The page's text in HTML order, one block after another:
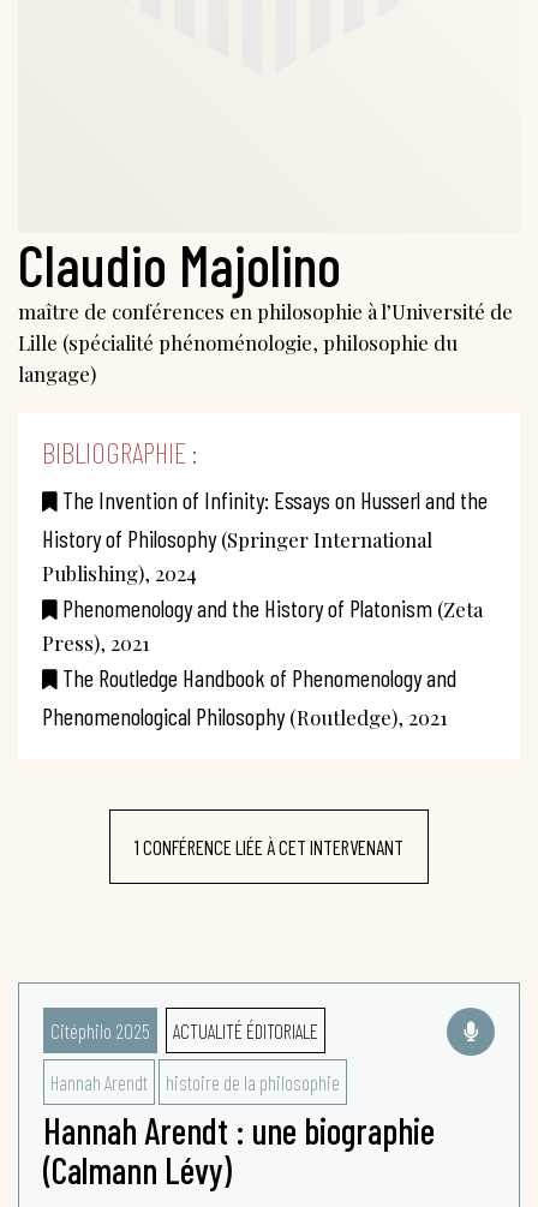
Claudio Majolino
maître de conférences en philosophie à l’Université de
Lille (spécialité phénoménologie, philosophie du
langage)
BIBLIOGRAPHIE :
The Invention of Infinity: Essays on Husserl and the
History of Philosophy(Springer International
Publishing), 2024
Phenomenology and the History of Platonism (Zeta
Press), 2021
The Routledge Handbook of Phenomenology and
Phenomenological Philosophy(Routledge), 2021
1 CONFÉRENCE LIÉE À CET INTERVENANT
Citéphilo 2025 ACTUALITÉ ÉDITORIALE
Hannah Arendt histoire de la philosophie
Hannah Arendt : une biographie
(Calmann Lévy)